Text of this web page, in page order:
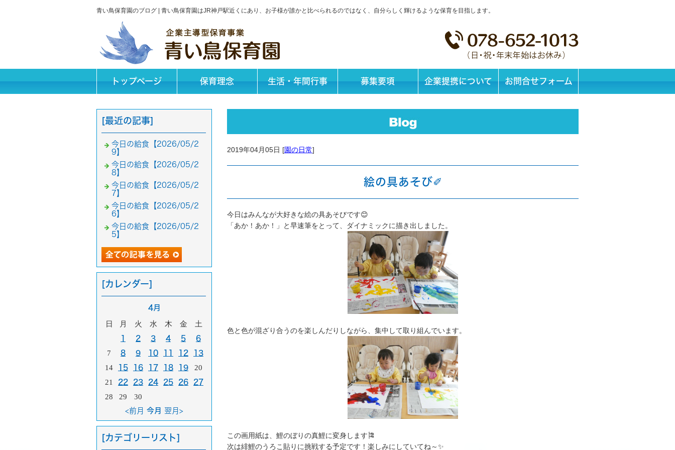
青い鳥保育園のブログ | 青い鳥保育園はJR神戸駅近くにあり、お子様が誰かと比べられるのではなく、自分らしく輝けるような保育を目指します。
トップページ 保育理念 生活・年間行事 募集要項 企業提携について お問合せフォーム
2019年04月05日 [園の日常]
絵の具あそび✐
今日はみんなが大好きな絵の具あそびです😊
「あか！あか！」と早速筆をとって、ダイナミックに描き出しました。
色と色が混ざり合うのを楽しんだりしながら、集中して取り組んでいます。
この画用紙は、鯉のぼりの真鯉に変身します🎏
次は緋鯉のうろこ貼りに挑戦する予定です！楽しみにしていてね～✨
[最近の記事]
今日の給食【2026/05/2
9】
今日の給食【2026/05/2
8】
今日の給食【2026/05/2
7】
今日の給食【2026/05/2
6】
今日の給食【2026/05/2
5】
[カレンダー]
4月
日 月 火 水 木 金 土
1 2 3 4 5 6
7 8 9 10 11 12 13
14 15 16 17 18 19
20
21
22 23 24 25 26 27
28 29 30
<前月 今月 翌月>
[カテゴリーリスト]